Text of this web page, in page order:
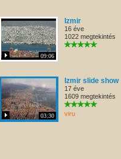
09:06
Izmir
16 éve
1022 megtekintés
03:30
Izmir slide show
17 éve
1609 megtekintés
viru